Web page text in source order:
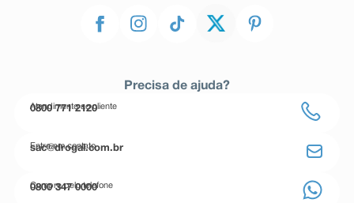
Precisa de ajuda?
Atendimento ao cliente
0800 771 2120
Entre em contato
sac@drogal.com.br
Compre pelo telefone
0800 347 0000